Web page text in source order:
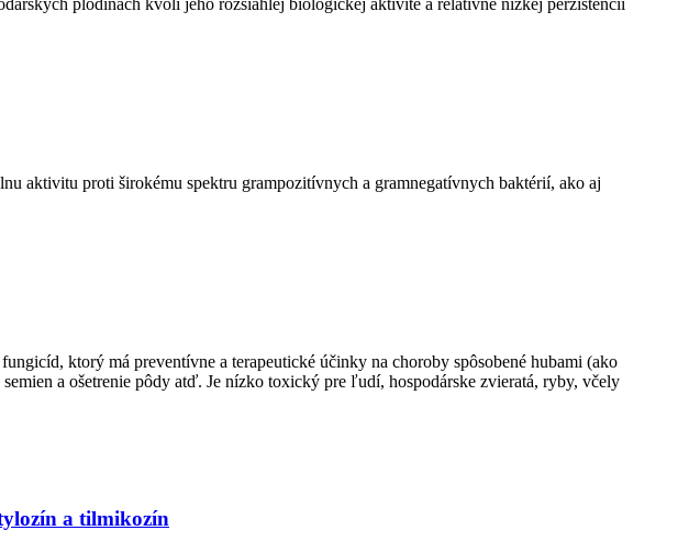
aktivitu proti širokému spektru grampozitívnych a gramnegatívnych baktérií, ako aj
ktorý má preventívne a terapeutické účinky na choroby spôsobené hubami (ako
a ošetrenie pôdy atď. Je nízko toxický pre ľudí, hospodárske zvieratá, ryby, včely
a tilmikozín